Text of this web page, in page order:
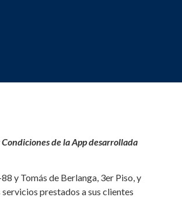
de la App desarrollada
y Tomás de Berlanga, 3er Piso, y
prestados a sus clientes